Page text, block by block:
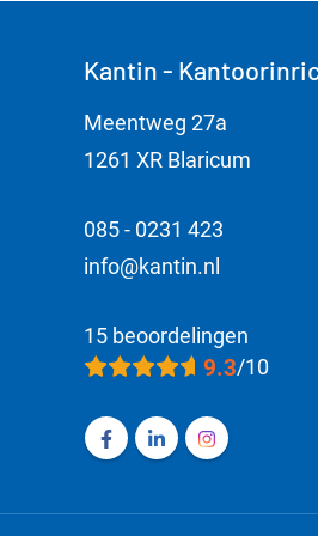
Kantin -
Meentweg 27a
1261 XR Blaricum
085 - 0231 423
info@kantin.nl
15 beoordelingen
9.3/10
Volg ons op
Volg ons op
Volg ons